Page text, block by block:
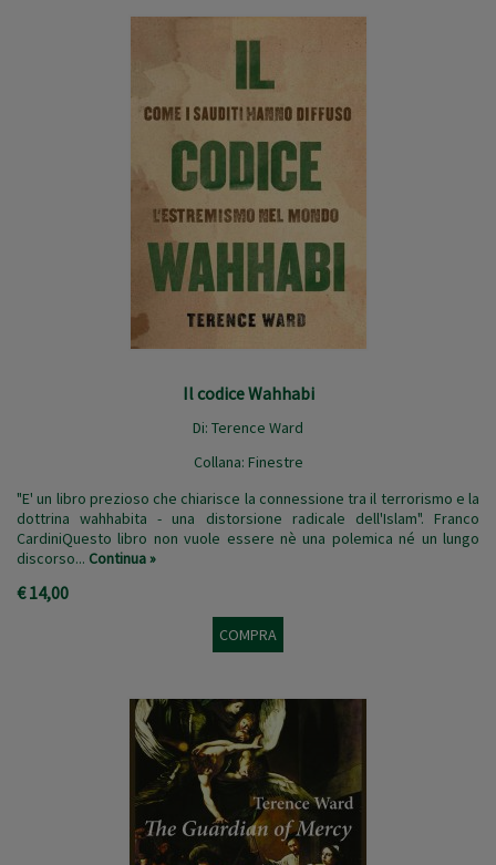
Il codice Wahhabi
Di: Terence Ward
Collana: Finestre
"E' un libro prezioso che chiarisce la connessione tra il terrorismo e la
dottrina wahhabita - una distorsione radicale dell'Islam". Franco
CardiniQuesto libro non vuole essere nè una polemica né un lungo
discorso... Continua »
€ 14,00
COMPRA